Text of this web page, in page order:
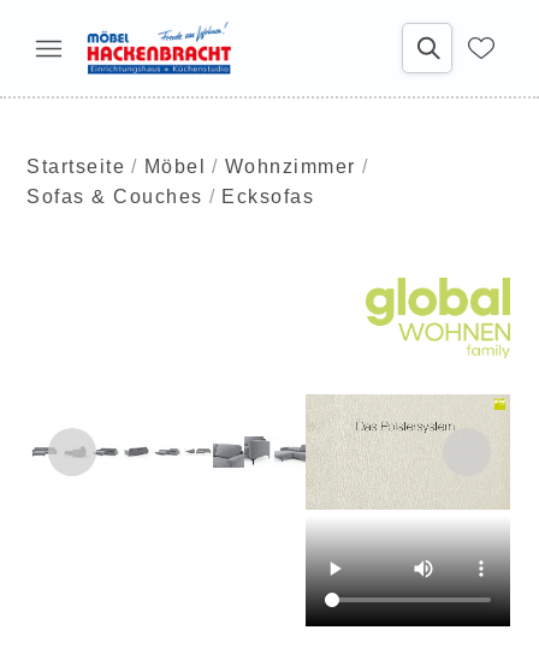
Startseite Möbel
Wohnzimmer
Sofas & Couches
Ecksofas